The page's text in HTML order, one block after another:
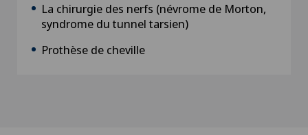
La chirurgie des nerfs (névrome de Morton,
syndrome du tunnel tarsien)
Prothèse de cheville